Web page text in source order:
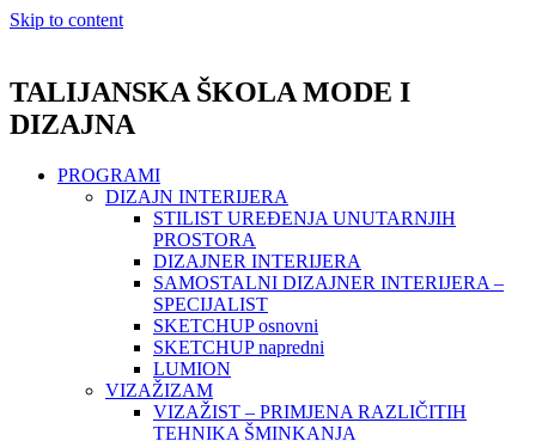
Skip to content
TALIJANSKA ŠKOLA MODE I
DIZAJNA
PROGRAMI
DIZAJN INTERIJERA
STILIST UREĐENJA UNUTARNJIH
PROSTORA
DIZAJNER INTERIJERA
SAMOSTALNI DIZAJNER INTERIJERA –
SPECIJALIST
SKETCHUP osnovni
SKETCHUP napredni
LUMION
VIZAŽIZAM
VIZAŽIST – PRIMJENA RAZLIČITIH
TEHNIKA ŠMINKANJA